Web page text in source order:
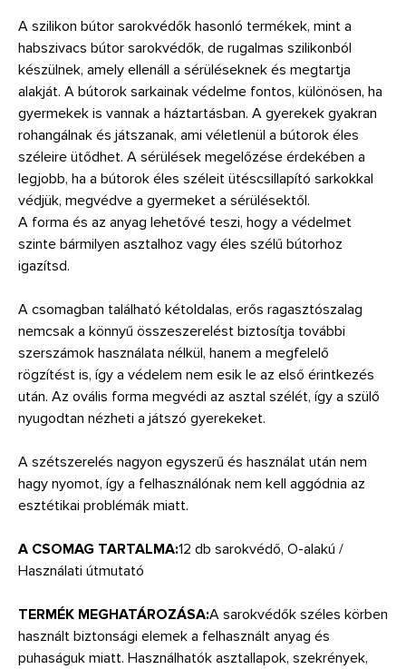
A szilikon bútor sarokvédők hasonló termékek, mint a
habszivacs bútor sarokvédők, de rugalmas szilikonból
készülnek, amely ellenáll a sérüléseknek és megtartja
alakját. A bútorok sarkainak védelme fontos, különösen, ha
gyermekek is vannak a háztartásban. A gyerekek gyakran
rohangálnak és játszanak, ami véletlenül a bútorok éles
széleire ütődhet. A sérülések megelőzése érdekében a
legjobb, ha a bútorok éles széleit ütéscsillapító sarkokkal
védjük, megvédve a gyermeket a sérülésektől.
A forma és az anyag lehetővé teszi, hogy a védelmet
szinte bármilyen asztalhoz vagy éles szélű bútorhoz
igazítsd.
A csomagban található kétoldalas, erős ragasztószalag
nemcsak a könnyű összeszerelést biztosítja további
szerszámok használata nélkül, hanem a megfelelő
rögzítést is, így a védelem nem esik le az első érintkezés
után. Az ovális forma megvédi az asztal szélét, így a szülő
nyugodtan nézheti a játszó gyerekeket.
A szétszerelés nagyon egyszerű és használat után nem
hagy nyomot, így a felhasználónak nem kell aggódnia az
esztétikai problémák miatt.
A CSOMAG TARTALMA:12 db sarokvédő, O-alakú /
Használati útmutató
TERMÉK MEGHATÁROZÁSA:A sarokvédők széles körben
használt biztonsági elemek a felhasznált anyag és
puhaságuk miatt. Használhatók asztallapok, szekrények,